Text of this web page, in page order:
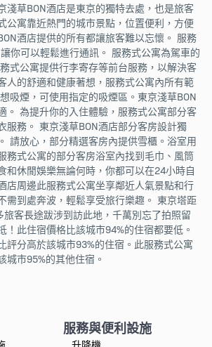
淺草BON酒店是東京的獨特去處，也是旅客
公寓靠近熱門的城市景點，位置便利，方便
酒店提供的所有都讓旅客難以忘懷。 服務
你可以輕鬆進行通訊。 服務式公寓為駕車的
式公寓提供行李寄存等前台服務，以解決客
人的舒適和健康著想，服務式公寓內所有範
吸煙，可使用指定的吸煙區。東京淺草BON
。 為提升你的入住體驗，服務式公寓部分客
服務。 東京淺草BON酒店部分客房設計獨
請放心，部分精選客房內提供雪櫃。浴室用
務式公寓的部分客房浴室內找到毛巾、風筒
和休閒娛樂無論何時，你都可以在24小時自
店周邊此服務式公寓坐享鄰近人氣景點和行
需到處奔波，輕鬆享受旅行樂趣。 東京塔距
客長途跋涉到訪此地，千萬別忘了拍照留
！此住宿價格比該城市94%的住宿都要低。
評分高於該城市93%的住宿。此服務式公寓
城市95%的其他住宿。
服務與便利設施